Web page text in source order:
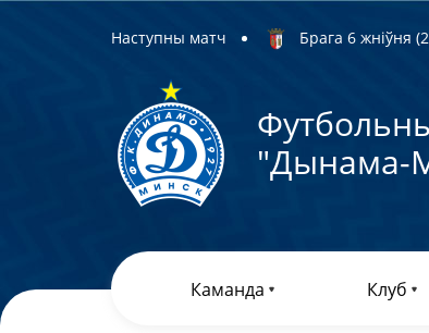
Наступны матч Брага 6 жніўня
"Дынама-
Каманда Клуб